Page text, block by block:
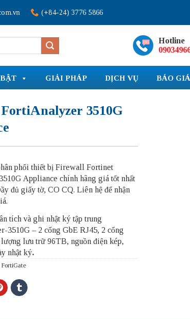
(+84-24) 3776 5866
Hotline
GIẢI PHÁP DỊCH VỤ BÁO GIÁ
3510G
phối thiết bị Firewall Fortinet
Appliance chính hãng giá tốt nhất
đủ giấy tờ, CO CQ. Liên hệ để nhận
tích và ghi nhật ký tập trung
3510G – 2 cổng GbE RJ45, 2 cổng
lượng lưu trữ 96TB, nguồn điện kép,
nhật ký.